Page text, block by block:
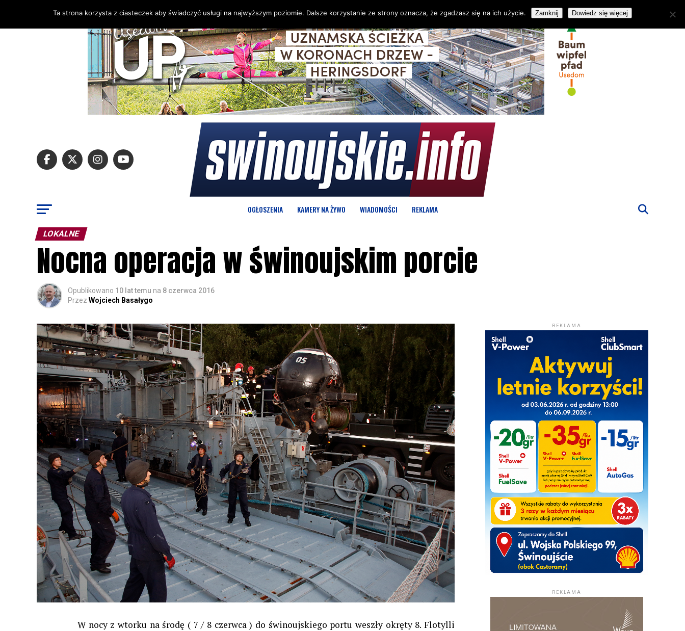
OGŁOSZENIA KAMERY NA ŻYWO WIADOMOŚCI REKLAMA
LOKALNE
Nocna operacja w świnoujskim porcie
Opublikowano 10 lat temu na 8 czerwca 2016
Przez Wojciech Basałygo
W nocy z wtorku na środę ( 7 / 8 czerwca ) do świnoujskiego portu weszły okręty 8. Flotylli
REKLAMA
REKLAMA
Ta strona korzysta z ciasteczek aby świadczyć usługi na najwyższym poziomie. Dalsze korzystanie ze strony oznacza, że zgadzasz się na ich użycie. Zamknij Dowiedz się więcej